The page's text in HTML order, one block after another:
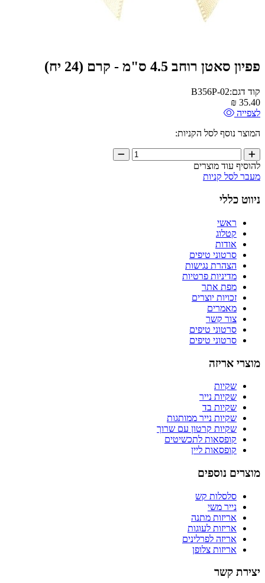
פפיון סאטן רוחב 4.5 ס"מ - קרם (24 יח)
קוד דגם:B356P-02
35.40
₪
לצפייה
המוצר נוסף לסל הקניות:
להוסיף עוד מוצרים
מעבר לסל קניות
ניווט כללי
ראשי
קטלוג
אודות
סרטוני טיפים
הצהרת נגישות
מדיניות פרטיות
מפת אתר
זכויות יוצרים
מאמרים
צור קשר
סרטוני טיפים
סרטוני טיפים
מוצרי אריזה
שקיות
שקיות נייר
שקיות בד
שקיות נייר ממותגות
שקיות קרטון עם שרוך
קופסאות לתכשיטים
קופסאות ליין
מוצרים נוספים
סלסלות קש
נייר משי
אריזות מתנה
אריזות לעוגות
אריזה לפרלינים
אריזות צלופן
יצירת קשר